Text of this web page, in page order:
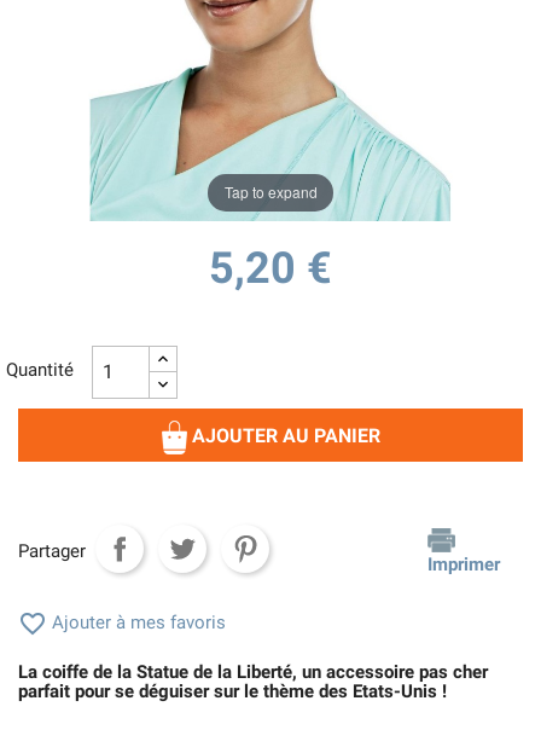
Tap to expand
5,20 €
Quantité
AJOUTER AU PANIER
Partager
Imprimer
 Ajouter à mes favoris
La coiffe de la Statue de la Liberté, un accessoire pas cher
parfait pour se déguiser sur le thème des Etats-Unis !